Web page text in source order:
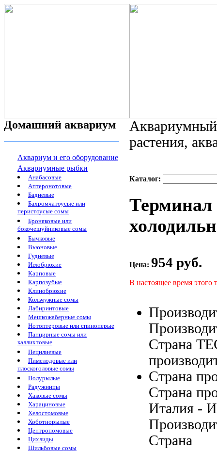
Домашний аквариум
Аквариум и его оборудование
Аквариумные рыбки
Анабасовые
Аптеронотовые
Бадиевые
Бахромчатоусые или
перистоусые сомы
Броняковые или
бокочешуйниковые сомы
Бычковые
Вьюновые
Гудиевые
Иглобрюхие
Карповые
Карпозубые
Клинобрюхие
Кольчужные сомы
Лабиринтовые
Мешкожаберные сомы
Нотоптеровые или спиноперые
Панцирные сомы или
каллихтовые
Пецилиевые
Пимелодовые или
плоскоголовые сомы
Полурылые
Радужницы
Хаковые сомы
Харациновые
Хелостомовые
Хоботнорылые
Центропомовые
Цихлиды
Шильбовые сомы
растения,
Каталог:
Терминал
Цена: 954 руб.
В настоящее время этого
Страна
Страна
Страна
Италия -
Страна